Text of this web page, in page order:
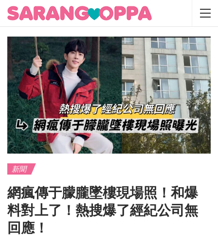
新聞
網瘋傳于朦朧墜樓現場照！和爆
料對上了！熱搜爆了經紀公司無
回應！